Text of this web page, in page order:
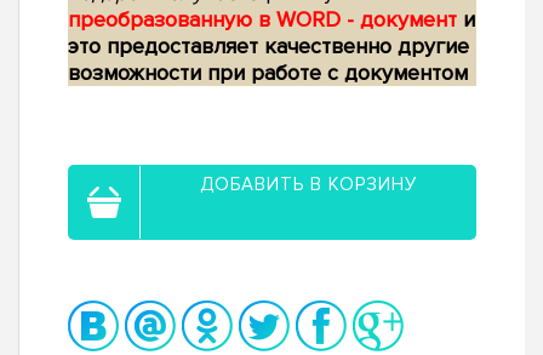
преобразованную в WORD - документ и
это предоставляет качественно другие
возможности при работе с документом
ДОБАВИТЬ В КОРЗИНУ